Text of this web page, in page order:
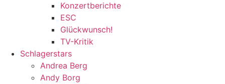
Konzertberichte
ESC
Glückwunsch!
TV-Kritik
Schlagerstars
Andrea Berg
Andy Borg